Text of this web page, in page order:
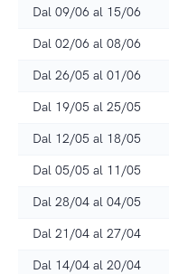
Dal 09/06 al 15/06
Dal 02/06 al 08/06
Dal 26/05 al 01/06
Dal 19/05 al 25/05
Dal 12/05 al 18/05
Dal 05/05 al 11/05
Dal 28/04 al 04/05
Dal 21/04 al 27/04
Dal 14/04 al 20/04